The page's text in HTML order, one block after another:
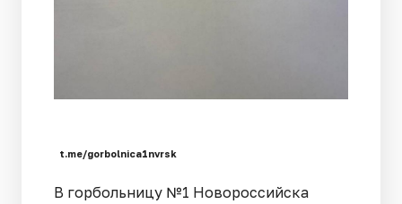
t.me/gorbolnica1nvrsk
В горбольницу №1 Новороссийска